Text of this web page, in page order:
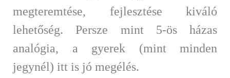
megteremtése, fejlesztése kiváló
lehetőség. Persze mint 5-ös házas
analógia, a gyerek (mint minden
jegynél) itt is jó megélés.